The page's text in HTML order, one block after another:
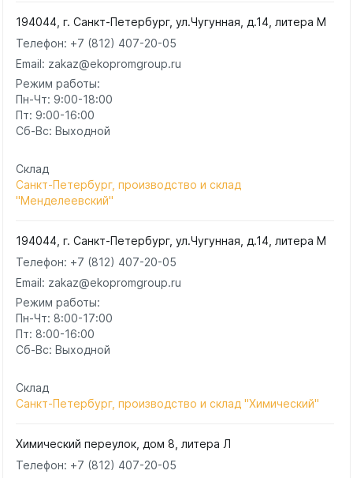
194044, г. Санкт-Петербург, ул.Чугунная, д.14, литера М
Телефон: +7 (812) 407-20-05
Email: zakaz@ekopromgroup.ru
Режим работы:
Пн-Чт: 9:00-18:00
Пт: 9:00-16:00
Сб-Вс: Выходной
Склад
Санкт-Петербург, производство и склад
"Менделеевский"
194044, г. Санкт-Петербург, ул.Чугунная, д.14, литера М
Телефон: +7 (812) 407-20-05
Email: zakaz@ekopromgroup.ru
Режим работы:
Пн-Чт: 8:00-17:00
Пт: 8:00-16:00
Сб-Вс: Выходной
Склад
Санкт-Петербург, производство и склад "Химический"
Химический переулок, дом 8, литера Л
Телефон: +7 (812) 407-20-05